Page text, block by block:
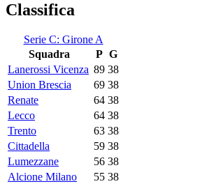
Classifica
Serie C: Girone A
Squadra
P G
Lanerossi Vicenza 89 38
Union Brescia
69 38
Renate
64 38
Lecco
64 38
Trento
63 38
Cittadella
59 38
Lumezzane
56 38
Alcione Milano
55 38